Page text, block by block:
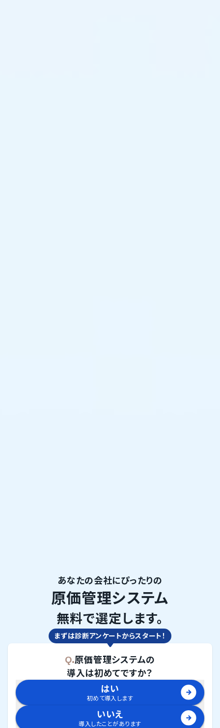
あなたの会社にぴったりの
原価管理システム
無料で選定します。
まずは診断アンケートからスタート！
Q.原価管理システムの
導入は初めてですか？
はい
初めて導入します
いいえ
導入したことがあります